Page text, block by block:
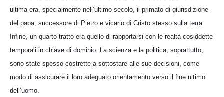
ultima era, specialmente nell’ultimo secolo, il primato di giurisdizione
del papa, successore di Pietro e vicario di Cristo stesso sulla terra.
Infine, un quarto tratto era quello di rapportarsi con le realtà cosiddette
temporali in chiave di dominio. La scienza e la politica, soprattutto,
sono state spesso costrette a sottostare alle sue decisioni, come
modo di assicurare il loro adeguato orientamento verso il fine ultimo
dell’uomo.